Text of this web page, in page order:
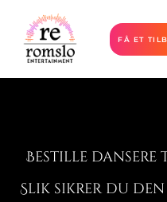
FÅ ET
Bestille dansere
Slik sikrer du